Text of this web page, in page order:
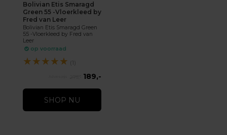
Bolivian Etis Smaragd
Green 55 -Vloerkleed by
Fred van Leer
Bolivian Etis Smaragd Green
55 -Vloerkleed by Fred van
Leer
op voorraad
★★★★★ (1)
189,-
SHOP NU